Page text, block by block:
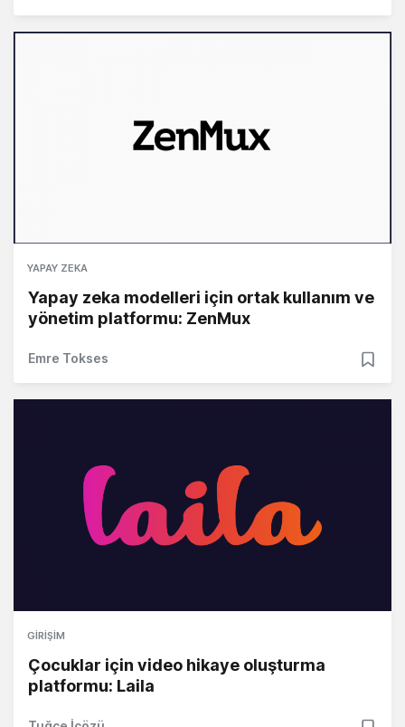
YAPAY ZEKA
Yapay zeka modelleri için ortak kullanım ve
yönetim platformu: ZenMux
Emre Tokses
GIRIŞIM
Çocuklar için video hikaye oluşturma
platformu: Laila